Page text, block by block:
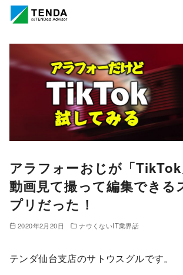
アラフォーおじが「TikTok
動画見て撮って編集できる
プリだった！
2020年2月20日 ナウくないIT業界話
テンダ仙台支店のサトウスグルです。